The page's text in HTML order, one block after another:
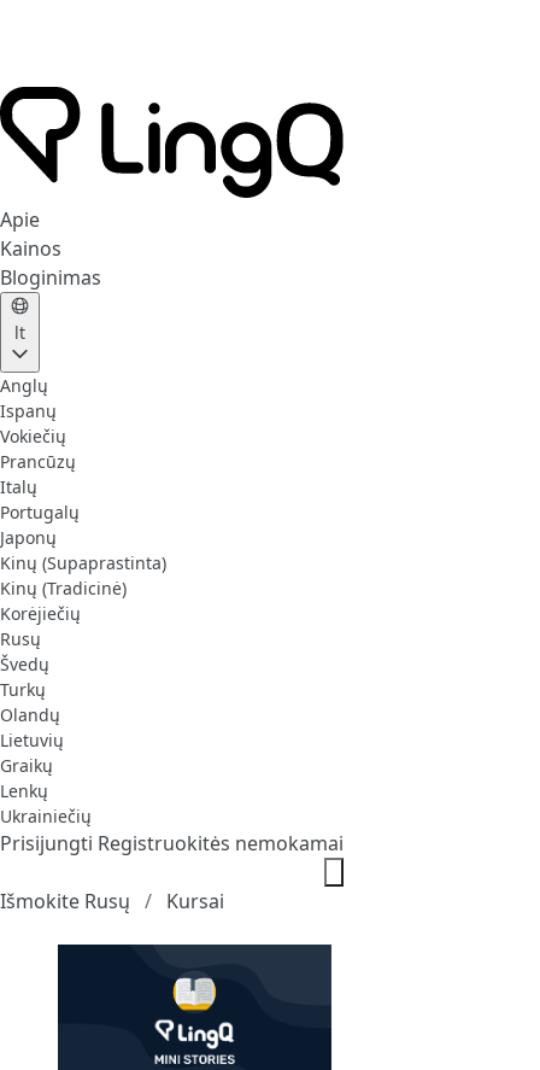
Apie
Kainos
Bloginimas
lt
Anglų
Ispanų
Vokiečių
Prancūzų
Italų
Portugalų
Japonų
Kinų (Supaprastinta)
Kinų (Tradicinė)
Korėjiečių
Rusų
Švedų
Turkų
Olandų
Lietuvių
Graikų
Lenkų
Ukrainiečių
Prisijungti Registruokitės nemokamai
Išmokite Rusų Kursai